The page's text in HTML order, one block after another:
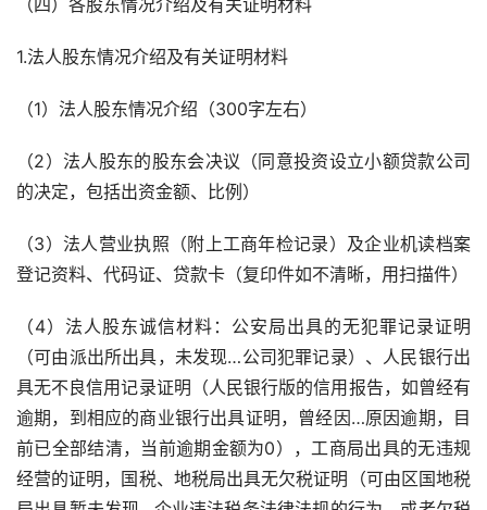
1.法人股东情况介绍及有关证明材料
（1）法人股东情况介绍（300字左右）
（2）法人股东的股东会决议（同意投资设立小额贷款公司
的决定，包括出资金额、比例）
（3）法人营业执照（附上工商年检记录）及企业机读档案
登记资料、代码证、贷款卡（复印件如不清晰，用扫描件）
（4）法人股东诚信材料：公安局出具的无犯罪记录证明
（可由派出所出具，未发现…公司犯罪记录）、人民银行出
具无不良信用记录证明（人民银行版的信用报告，如曾经有
逾期，到相应的商业银行出具证明，曾经因…原因逾期，目
前已全部结清，当前逾期金额为0），工商局出具的无违规
经营的证明，国税、地税局出具无欠税证明（可由区国地税